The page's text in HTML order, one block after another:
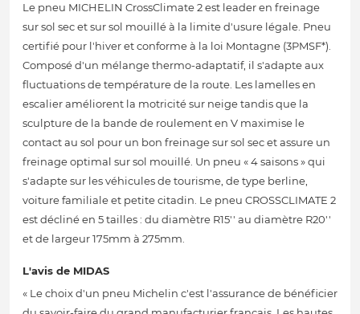
Le pneu MICHELIN CrossClimate 2 est leader en freinage
sur sol sec et sur sol mouillé à la limite d'usure légale. Pneu
certifié pour l'hiver et conforme à la loi Montagne (3PMSF*).
Composé d'un mélange thermo-adaptatif, il s'adapte aux
fluctuations de température de la route. Les lamelles en
escalier améliorent la motricité sur neige tandis que la
sculpture de la bande de roulement en V maximise le
contact au sol pour un bon freinage sur sol sec et assure un
freinage optimal sur sol mouillé. Un pneu « 4 saisons » qui
s'adapte sur les véhicules de tourisme, de type berline,
voiture familiale et petite citadin. Le pneu CROSSCLIMATE 2
est décliné en 5 tailles : du diamètre R15'' au diamètre R20''
et de largeur 175mm à 275mm.
L'avis de MIDAS
« Le choix d'un pneu Michelin c'est l'assurance de bénéficier